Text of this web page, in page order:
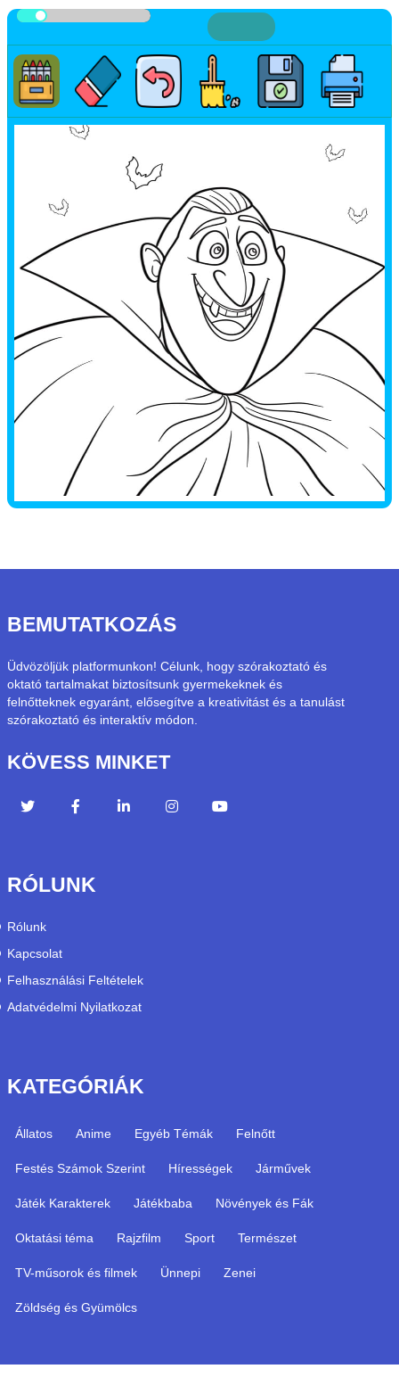
BEMUTATKOZÁS
Üdvözöljük platformunkon! Célunk, hogy szórakoztató és
oktató tartalmakat biztosítsunk gyermekeknek és
felnőtteknek egyaránt, elősegítve a kreativitást és a tanulást
szórakoztató és interaktív módon.
KÖVESS MINKET
RÓLUNK
Rólunk
Kapcsolat
Felhasználási Feltételek
Adatvédelmi Nyilatkozat
KATEGÓRIÁK
Állatos Anime Egyéb Témák Felnőtt
Festés Számok Szerint Hírességek Járművek
Játék Karakterek Játékbaba Növények és Fák
Oktatási téma Rajzfilm Sport Természet
TV-műsorok és filmek Ünnepi Zenei
Zöldség és Gyümölcs